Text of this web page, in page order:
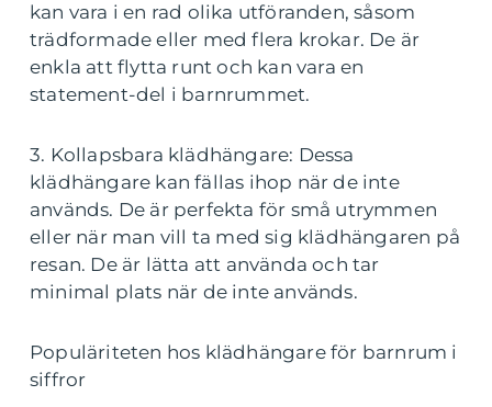
kan vara i en rad olika utföranden, såsom
trädformade eller med flera krokar. De är
enkla att flytta runt och kan vara en
statement-del i barnrummet.
3. Kollapsbara klädhängare: Dessa
klädhängare kan fällas ihop när de inte
används. De är perfekta för små utrymmen
eller när man vill ta med sig klädhängaren på
resan. De är lätta att använda och tar
minimal plats när de inte används.
Populäriteten hos klädhängare för barnrum i
siffror